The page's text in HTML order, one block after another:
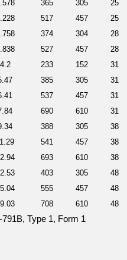
365 305
25
517 457
25
374 304
28
527 457
28
4.2 233 152
31
385 305
31
537 457
31
690 610
31
388 305
38
541 457
38
693 610
38
403 305
48
555 457
48
708 610 48
Type 1, Form 1